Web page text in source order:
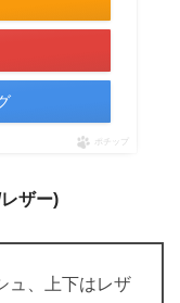
ポチップ
ザー)
ュ、上下はレザ